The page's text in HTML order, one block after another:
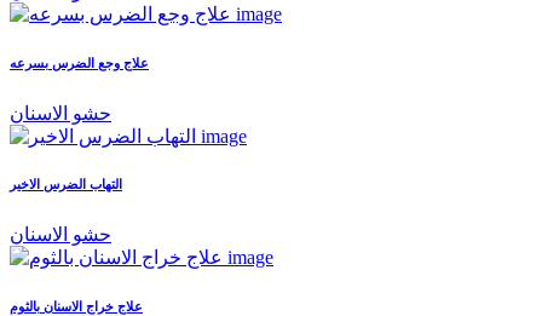
علاج وجع الضرس بسرعه
حشو الاسنان
التهاب الضرس الاخير
حشو الاسنان
علاج خراج الاسنان بالثوم